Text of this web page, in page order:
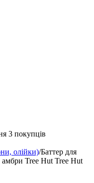
3 покупців
олійки)/Баттер для
амбри Tree Hut Tree Hut